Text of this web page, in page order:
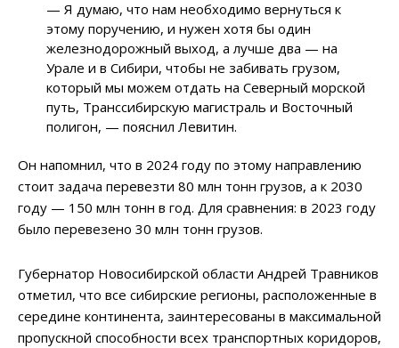
— Я думаю, что нам необходимо вернуться к
этому поручению, и нужен хотя бы один
железнодорожный выход, а лучше два — на
Урале и в Сибири, чтобы не забивать грузом,
который мы можем отдать на Северный морской
путь, Транссибирскую магистраль и Восточный
полигон, — пояснил Левитин.
Он напомнил, что в 2024 году по этому направлению
стоит задача перевезти 80 млн тонн грузов, а к 2030
году — 150 млн тонн в год. Для сравнения: в 2023 году
было перевезено 30 млн тонн грузов.
Губернатор Новосибирской области Андрей Травников
отметил, что все сибирские регионы, расположенные в
середине континента, заинтересованы в максимальной
пропускной способности всех транспортных коридоров,